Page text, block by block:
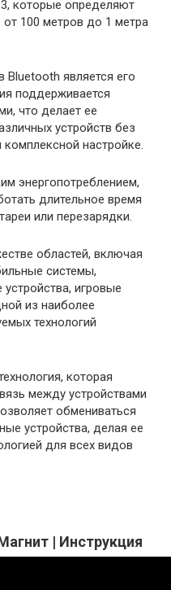
которые определяют
100 метров до 1 метра
является его
поддерживается
что делает ее
устройств без
настройке.
энергопотреблением,
длительное время
или перезарядки.
областей, включая
системы,
игровые
из наиболее
технологий
которая
между устройствами
обмениваться
устройства, делая ее
для всех видов
| Инструкция